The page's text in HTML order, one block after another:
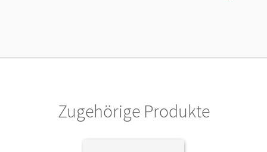
Zugehörige Produkte